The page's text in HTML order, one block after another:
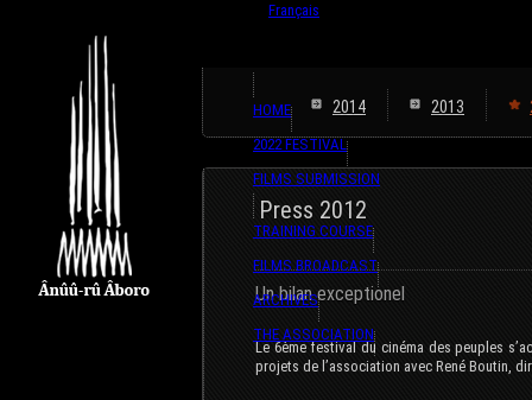
Français
HOME
2022 FESTIVAL
FILMS SUBMISSION
TRAINING COURSE
FILMS BROADCAST
ARCHIVES
THE ASSOCIATION
2014 2013
Press 2012
Un bilan exceptionel
Le 6ème festival du cinéma des peuples
projets de l’association avec René Boutin,